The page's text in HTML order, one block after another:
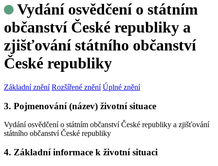
Vydání osvědčení o státním
občanství České republiky a
zjišťování státního občanství
České republiky
Základní znění Rozšířené znění Úplné znění
3. Pojmenování (název) životní situace
Vydání osvědčení o státním občanství České republiky a zjišťování
státního občanství České republiky
4. Základní informace k životní situaci